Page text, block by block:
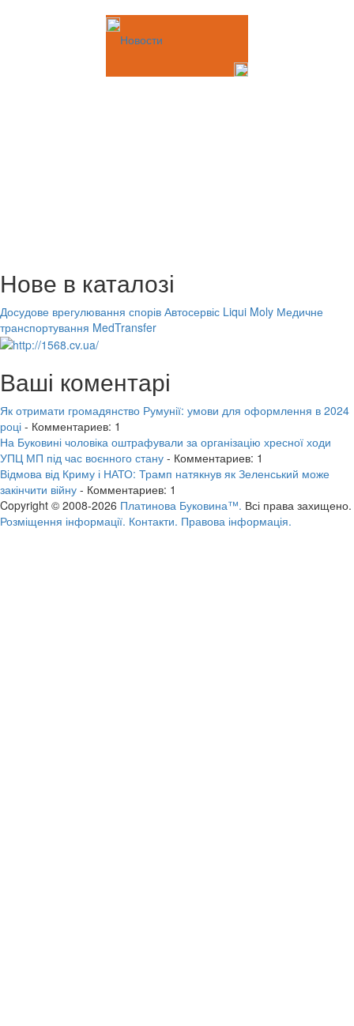
Новости
Нове в каталозі
Досудове врегулювання спорів Автосервіс Liqui Moly Медичне
транспортування MedTransfer
Ваші коментарі
Як отримати громадянство Румунії: умови для оформлення в 2024
році - Комментариев: 1
На Буковині чоловіка оштрафували за організацію хресної ходи
УПЦ МП під час воєнного стану - Комментариев: 1
Відмова від Криму і НАТО: Трамп натякнув як Зеленський може
закінчити війну - Комментариев: 1
Copyright © 2008-2026 Платинова Буковина™. Всі права захищено.
Розміщення інформації. Контакти. Правова інформація.